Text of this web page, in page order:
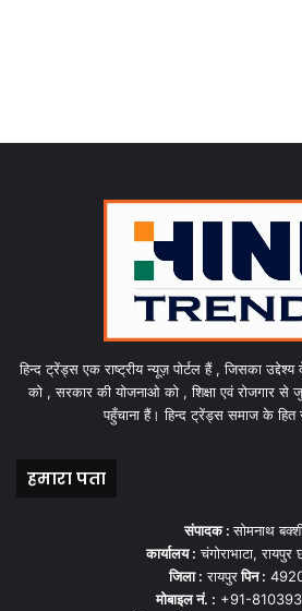
हिन्द ट्रेंड्स एक राष्ट्रीय न्यूज़ पोर्टल हैं , जिसका
को , सरकार की योजनाओ को , शिक्षा एवं रोजगार
पहुँचाना हैं। हिन्द ट्रेंड्स समाज के हित
हमारा पता
संपादक :सोमनाथ
कार्यालय : चंगोराभाटा, रायपुर
जिला : रायपुरपिन :
मोबाइल नं. : +91-